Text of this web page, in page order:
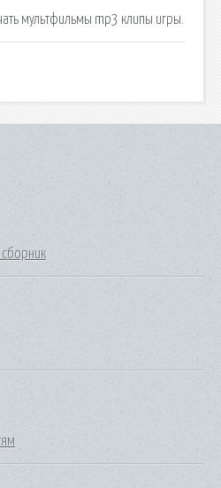
мультфильмы mp3 клипы игры.
сборник